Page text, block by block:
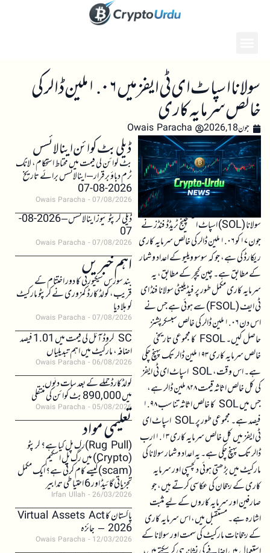
سولانا اسپاٹ ای ٹی ایفز میں ۱.۰۶ ملین ڈالر کی
خالص سرمایہ کاری
جون 18, 2026 Owais Paracha
سولانا (SOL) اسپاٹ ایکسچینج ٹریڈڈ فنڈز نے
جون ۱۷ کو ۱.۰۶ ملین ڈالر کی خالص سرمایہ کاری
ریکارڈ کی ہے، جو کہ سوسو ویلیو کے اعداد و شمار
کے مطابق ہے۔ چین کیچر کے مطابق، یہ
سرمایہ کاری مکمل طور پر فیڈیلیٹی سولانا فنڈ ای
ٹی ایف (FSOL) سے ہوئی ہے جس نے
اس دن ۱.۰۶ ملین ڈالر کی خالص سبسکرپشنز
حاصل کیں۔ FSOL کا مجموعی تاریخی
خالص سرمایہ کاری ۱۹۳ ملین ڈالر تک پہنچ چکی
ہے۔ اس وقت، SOL اسپاٹ ای ٹی ایفز
کی کل خالص اثاثہ قیمت ۸۲۸ ملین ڈالر ہے،
جس میں SOL کا خالص اثاثہ تناسب ۱.۹۸
فیصد ہے۔ مجموعی طور پر SOL اسپاٹ ای
ٹی ایفز میں کل خالص سرمایہ کاری ۱.۱۳ ارب
ڈالر تک پہنچ چکی ہے۔ یہ اعداد و شمار سولانا کی
مارکیٹ میں بڑھتی ہوئی دلچسپی اور سرمایہ
کاری کے رجحان کی عکاسی کرتے ہیں، جو
صارفین اور سرمایہ کاروں کے لیے مثبت
اشارہ ہے۔ مستقبل میں، اس سرمایہ کاری
کے رجحانات مارکیٹ کی سمت اور سولانا کے
ڈیلی بٹ کوائن اینالائسس
بٹ کوائن کی قیمت میں محتاط استحکام، لانگ
ٹرم دباؤ برقرار – اینالائسس برائے تاریخ
2026-08-07
Owais Paracha 07/08/2026
ڈیلی کرپٹو نیوز اینالائسس – 2026-08-
07
Owais Paracha 07/08/2026
اہم خبریں
بند سورس سیکیورٹی کا دور اختتام کے
قریب، کولڈ کارڈ کمزوری نے کرپٹو مارکیٹ
کو ہلا دیا
Owais Paracha 07/08/2026
SC کروڈ آئل کی قیمت میں 1.01 فیصد
اضافہ، مارکیٹ میں اہم تبدیلیاں
Owais Paracha 06/08/2026
کولڈکارڈ حملے کے بعد سات دنوں
میں 890,000 بٹ کوائن کی منتقلی
Owais Paracha 05/08/2026
تعلیمی مواد(Rug Pull)رگ پل کیا ہے؟ کرپٹو
(Crypto) میں رگ پل اسکیم
(scam)کیسے کام کرتی ہے؟ ایک مکمل
تجزیاتی گائیڈ اور 6 احتیاطی تدابیر
Irfan Ullah 26/03/2026
پاکستان کا Virtual Assets Act
2026 – جائزہ
Owais Paracha 12/03/2026